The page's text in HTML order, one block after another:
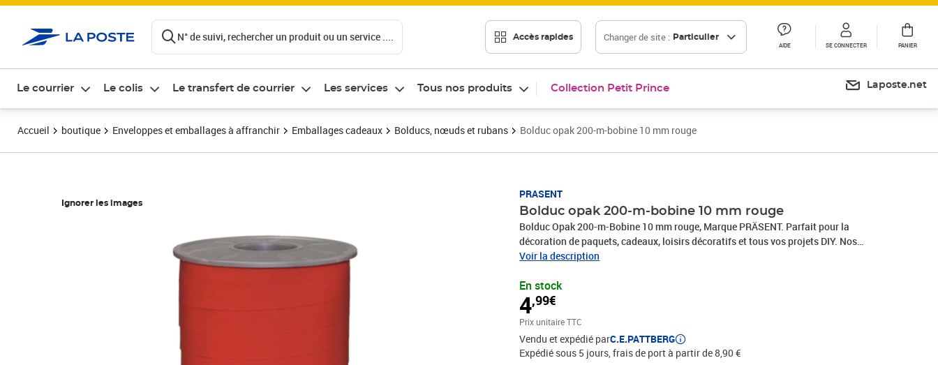
N° de suivi, rechercher un produit ou un service .... Accès rapides Changer de site : Particulier
AIDE SE CONNECTER PANIER
Le courrier Le colis Le transfert de courrier Les services Tous nos produits Collection Petit Prince Laposte.net
Accueil boutique Enveloppes et emballages à affranchir Emballages cadeaux Bolducs, nœuds et rubans Bolduc opak 200-m-bobine 10 mm rouge
Ignorer les images
PRASENT
Bolduc opak 200-m-bobine 10 mm rouge
Bolduc Opak 200-m-Bobine 10 mm rouge, Marque PRÄSENT. Parfait pour la
décoration de paquets, cadeaux, loisirs décoratifs et tous vos projets DIY. Nos
produits sont fabriqués en Allemagne et sont composés à 100% de matériaux
une communion, Noël, le Nouvel An ou même pour Pâques – ce fabuleux accessoire
rend rapidement les emballages cadeaux beaux et attrayants.
Voir la description
En stock
4,99€
Prix 4,99€
Prix unitaire TTC
Vendu et expédié parC.E.PATTBERG
Expédié sous 5 jours, frais de port à partir de 8,90 €